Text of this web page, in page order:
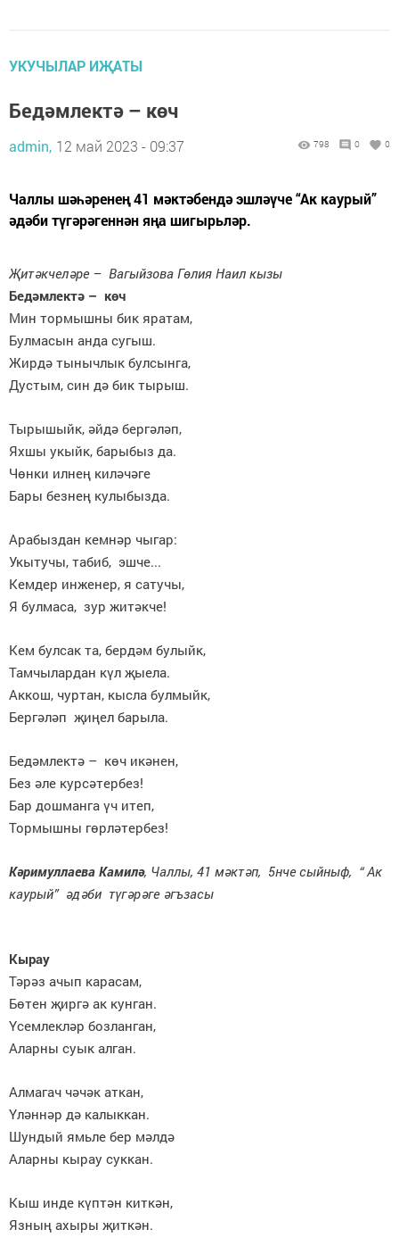
УКУЧЫЛАР ИҖАТЫ
Бедәмлектә – көч
admin, 12 май 2023 - 09:37 798 0 0
Чаллы шәһәренең 41 мәктәбендә эшләүче “Ак каурый”
әдәби түгәрәгеннән яңа шигырьләр.
Җитәкчеләре – Вагыйзова Гөлия Наил кызы
Бедәмлектә – көч
Мин тормышны бик яратам,
Булмасын анда сугыш.
Жирдә тынычлык булсынга,
Дустым, син дә бик тырыш.
Тырышыйк, әйдә бергәләп,
Яхшы укыйк, барыбыз да.
Чөнки илнең киләчәге
Бары безнең кулыбызда.
Арабыздан кемнәр чыгар:
Укытучы, табиб, эшче...
Кемдер инженер, я сатучы,
Я булмаса, зур житәкче!
Кем булсак та, бердәм булыйк,
Тамчылардан күл җыела.
Аккош, чуртан, кысла булмыйк,
Бергәләп җиңел барыла.
Бедәмлектә – көч икәнен,
Без әле курсәтербез!
Бар дошманга үч итеп,
Тормышны гөрләтербез!
Кәримуллаева Камилә, Чаллы, 41 мәктәп, 5нче сыйныф, “ Ак
каурый” әдәби түгәрәге әгъзасы
Кырау
Тәрәз ачып карасам,
Бөтен җиргә ак кунган.
Үсемлекләр бозланган,
Аларны суык алган.
Алмагач чәчәк аткан,
Үләннәр дә калыккан.
Шундый ямьле бер мәлдә
Аларны кырау суккан.
Кыш инде күптән киткән,
Язның ахыры җиткән.